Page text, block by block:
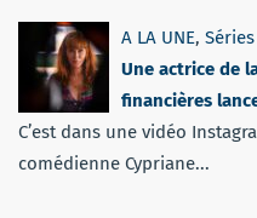
A LA UNE, Séries
Une actrice de
financières
C’est dans une vidéo
comédienne Cypriane...